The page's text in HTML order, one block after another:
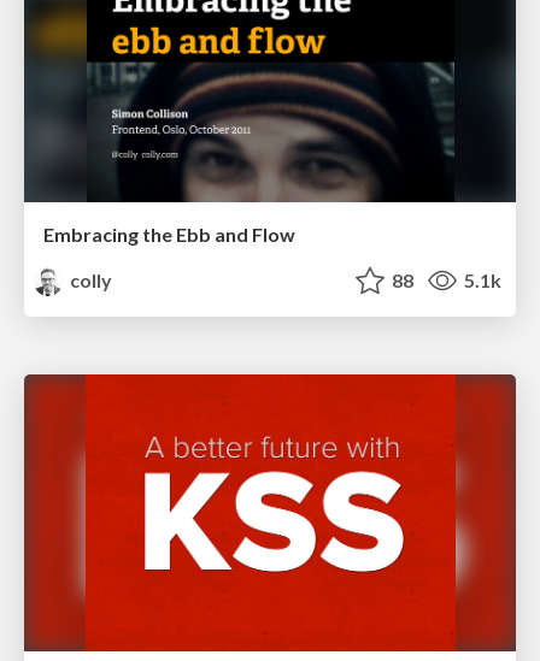
Embracing the Ebb and Flow
colly
88 5.1k